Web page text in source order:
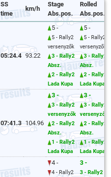
SS
time
km/h
Stage
Abs.pos.
Rolled
Abs.pos.
05:24.4 93.22
5 -
5 - Rally2
versenyzők
3 - Rally2
Absz.
2 - Rally2
Lada Kupa
5 -
5 - Rally2
versenyzők
3 - Rally2
Absz.
2 - Rally2
Lada Kupa
07:41.3 104.96
3 -
3 - Rally2
versenyzők
2 - Rally2
Absz.
1 - Rally2
Lada Kupa
3 -
3 - Rally2
versenyzők
2 - Rally2
Absz.
1 - Rally2
Lada Kupa
4 -
4 - Rally2
3 -
3 - Rally2